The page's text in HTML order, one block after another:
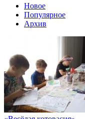
Новое
Популярное
Архив